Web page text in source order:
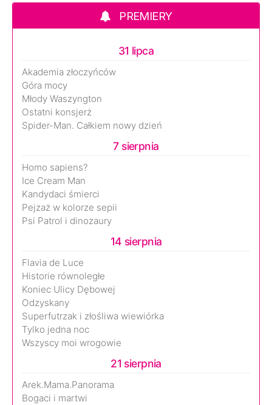
PREMIERY
31 lipca
Akademia złoczyńców
Góra mocy
Młody Waszyngton
Ostatni konsjerż
Spider-Man. Całkiem nowy dzień
7 sierpnia
Homo sapiens?
Ice Cream Man
Kandydaci śmierci
Pejzaż w kolorze sepii
Psi Patrol i dinozaury
14 sierpnia
Flavia de Luce
Historie równoległe
Koniec Ulicy Dębowej
Odzyskany
Superfutrzak i złośliwa wiewiórka
Tylko jedna noc
Wszyscy moi wrogowie
21 sierpnia
Arek.Mama.Panorama
Bogaci i martwi